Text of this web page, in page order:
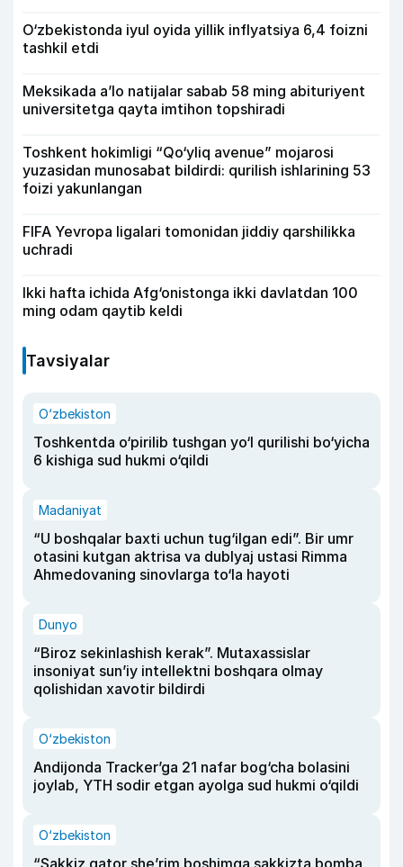
O‘zbekistonda iyul oyida yillik inflyatsiya 6,4 foizni
tashkil etdi
Meksikada a’lo natijalar sabab 58 ming abituriyent
universitetga qayta imtihon topshiradi
Toshkent hokimligi “Qo‘yliq avenue” mojarosi
yuzasidan munosabat bildirdi: qurilish ishlarining 53
foizi yakunlangan
FIFA Yevropa ligalari tomonidan jiddiy qarshilikka
uchradi
Ikki hafta ichida Afg‘onistonga ikki davlatdan 100
ming odam qaytib keldi
Tavsiyalar
O‘zbekiston
Toshkentda o‘pirilib tushgan yo‘l qurilishi bo‘yicha
6 kishiga sud hukmi o‘qildi
Madaniyat
“U boshqalar baxti uchun tug‘ilgan edi”. Bir umr
otasini kutgan aktrisa va dublyaj ustasi Rimma
Ahmedovaning sinovlarga to‘la hayoti
Dunyo
“Biroz sekinlashish kerak”. Mutaxassislar
insoniyat sun’iy intellektni boshqara olmay
qolishidan xavotir bildirdi
O‘zbekiston
Andijonda Tracker’ga 21 nafar bog‘cha bolasini
joylab, YTH sodir etgan ayolga sud hukmi o‘qildi
O‘zbekiston
“Sakkiz qator she’rim boshimga sakkizta bomba